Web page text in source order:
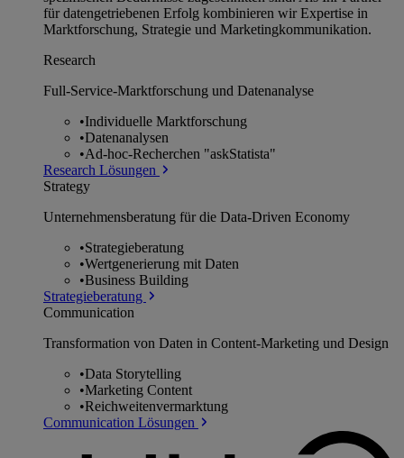
für datengetriebenen Erfolg kombinieren wir Expertise in
Marktforschung, Strategie und Marketingkommunikation.
Research
Full-Service-Marktforschung und Datenanalyse
•Individuelle Marktforschung
•Datenanalysen
•Ad-hoc-Recherchen "askStatista"
Research Lösungen
Strategy
Unternehmens­beratung für die Data-Driven Economy
•Strategieberatung
•Wertgenerierung mit Daten
•Business Building
Strategieberatung
Communication
Transformation von Daten in Content-Marketing und Design
•Data Storytelling
•Marketing Content
•Reichweitenvermarktung
Communication Lösungen